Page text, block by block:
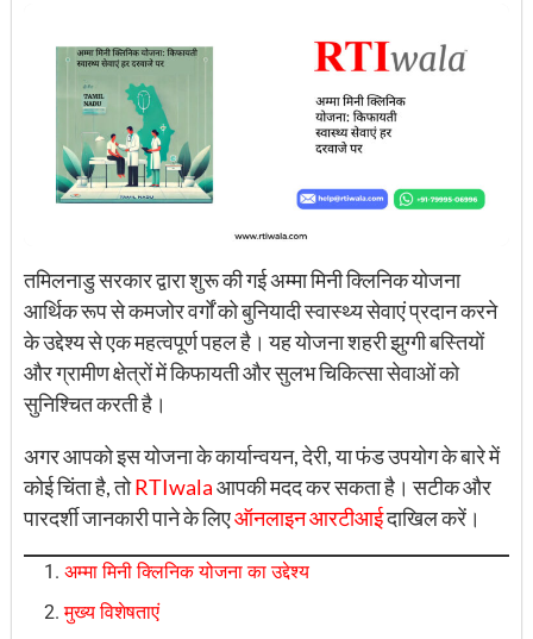
तमिलनाडु सरकार द्वारा शुरू की गई अम्मा मिनी क्लिनिक योजना
आर्थिक रूप से कमजोर वर्गों को बुनियादी स्वास्थ्य सेवाएं प्रदान करने
के उद्देश्य से एक महत्वपूर्ण पहल है। यह योजना शहरी झुग्गी बस्तियों
और ग्रामीण क्षेत्रों में किफायती और सुलभ चिकित्सा सेवाओं को
सुनिश्चित करती है।
अगर आपको इस योजना के कार्यान्वयन, देरी, या फंड उपयोग के बारे में
कोई चिंता है, तोRTIwalaआपकी मदद कर सकता है। सटीक और
पारदर्शी जानकारी पाने के लिएऑनलाइन आरटीआईदाखिल करें।
अम्मा मिनी क्लिनिक योजना का उद्देश्य
मुख्य विशेषताएं